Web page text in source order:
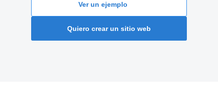
Ver un ejemplo
Quiero crear un sitio web